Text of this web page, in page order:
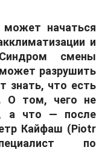
начаться
и
смены
разрушить
знать, что есть
О том, чего не
а что — после
Кайфаш (Piotr
по